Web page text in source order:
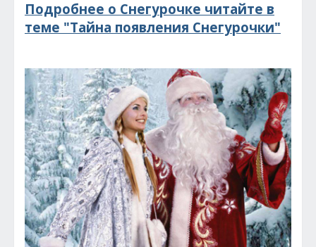
Подробнее о Снегурочке читайте в
теме "Тайна появления Снегурочки"